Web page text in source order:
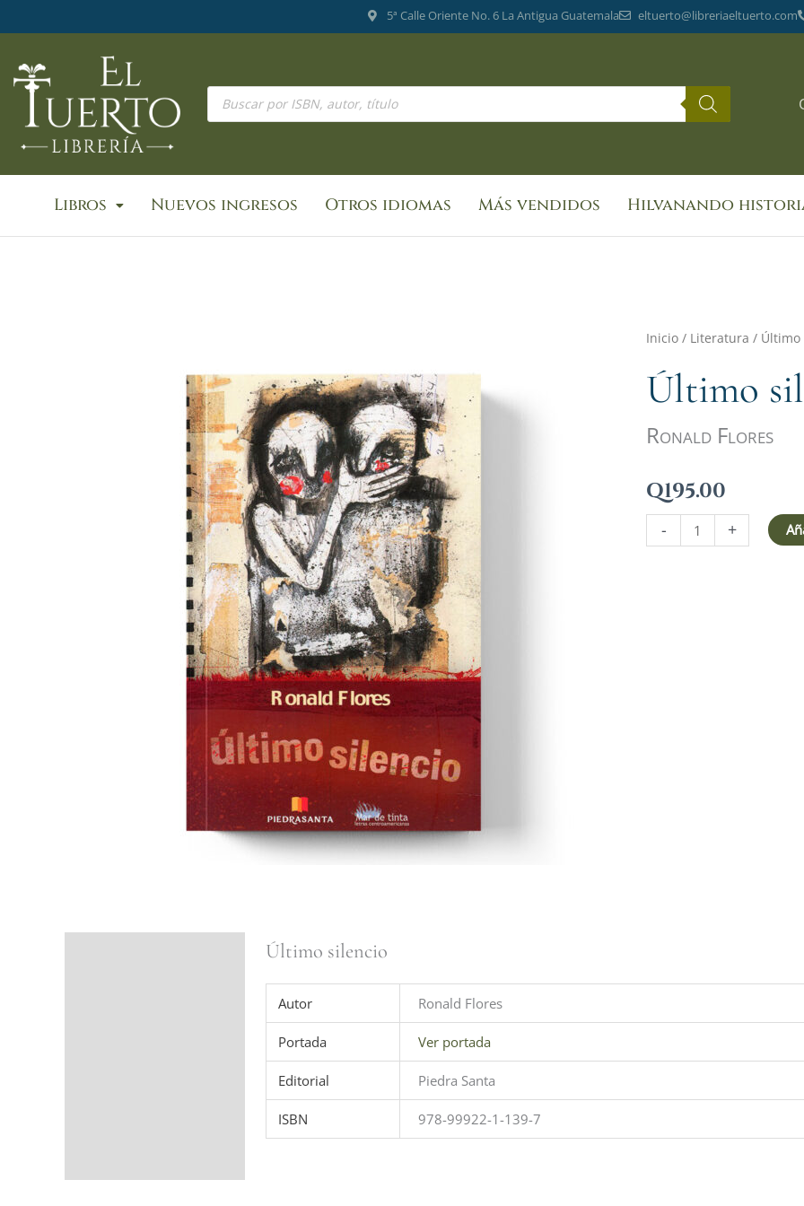
al
5ª Calle Oriente No. 6 La Antigua Guatemala eltuerto@libreriaeltuerto.com
Búsqueda
productos
Libros Nuevos ingresos Otros idiomas Más vendidos Hilvanando
Inicio / Literatura / Último
Último
Ronald Flores
Q195.00
-
Último
cantidad
+
Último silencio
Autor Ronald Flores
Portada Ver portada
Editorial Piedra Santa
ISBN 978-99922-1-139-7